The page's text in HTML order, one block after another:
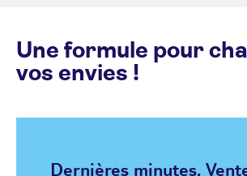
Une formule pour
vos envies !
Dernières minutes,